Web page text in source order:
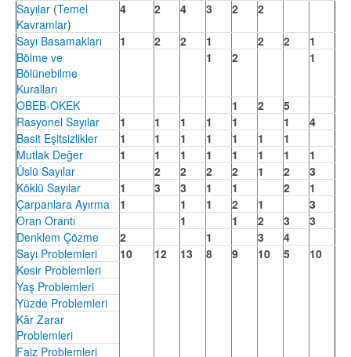
Sayılar (Temel
Kavramlar)
4 2 4 3 2 2
Sayı Basamakları 1 2 2 1 2 2
1
Bölme ve
Bölünebilme
Kuralları
1 2 1
OBEB-OKEK 1 2
5
Rasyonel Sayılar
1 1 1 1 1 1
4
Basit Eşitsizlikler
1 1 1 1 1 1
1
Mutlak Değer
1 1 1 1 1 1 1
1
Üslü Sayılar
2 2 2 2 1 2
3
Köklü Sayılar
1 3 3 1 1 2
1
Çarpanlara Ayırma
1 1 1 2 1
3
Oran Orantı
1 1 2 3
3
Denklem Çözme
2 1 3
4
Sayı Problemleri
10 12 13 8 9 10 5
10
Kesir Problemleri
Yaş Problemleri
Yüzde Problemleri
Kâr Zarar
Problemleri
Faiz Problemleri